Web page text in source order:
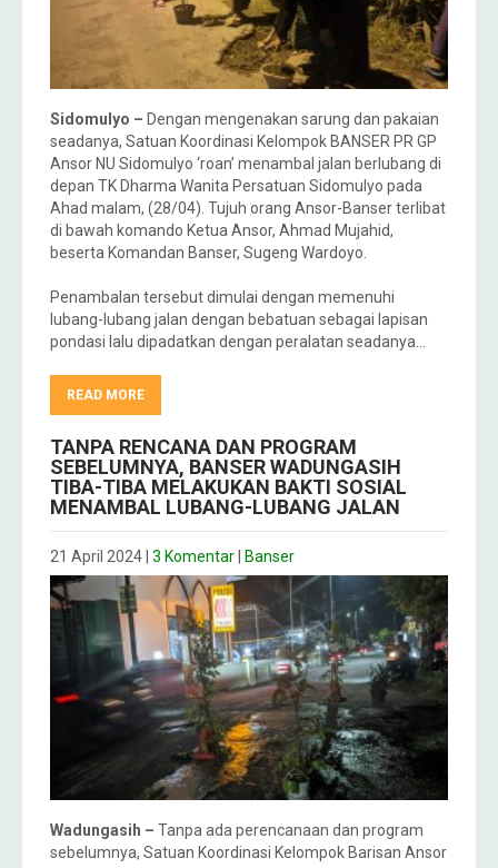
Sidomulyo – Dengan mengenakan sarung dan pakaian
seadanya, Satuan Koordinasi Kelompok BANSER PR GP
Ansor NU Sidomulyo ‘roan’ menambal jalan berlubang di
depan TK Dharma Wanita Persatuan Sidomulyo pada
Ahad malam, (28/04). Tujuh orang Ansor-Banser terlibat
di bawah komando Ketua Ansor, Ahmad Mujahid,
beserta Komandan Banser, Sugeng Wardoyo.
Penambalan tersebut dimulai dengan memenuhi
lubang-lubang jalan dengan bebatuan sebagai lapisan
pondasi lalu dipadatkan dengan peralatan seadanya…
READ MORE
TANPA RENCANA DAN PROGRAM
SEBELUMNYA, BANSER WADUNGASIH
TIBA-TIBA MELAKUKAN BAKTI SOSIAL
MENAMBAL LUBANG-LUBANG JALAN
21 April 2024 3 Komentar Banser
Wadungasih – Tanpa ada perencanaan dan program
sebelumnya, Satuan Koordinasi Kelompok Barisan Ansor